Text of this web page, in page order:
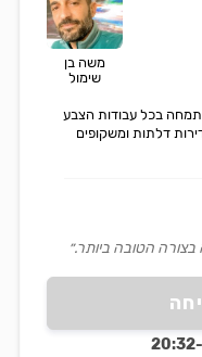
משה בן
שימול
בכל עבודות הצבע
דלתות ומשקופים
הטובה ביותר.״